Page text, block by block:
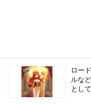
ロー
ルな
とし